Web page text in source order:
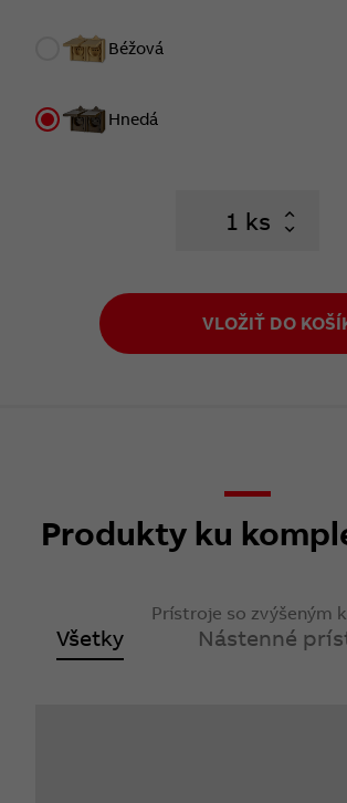
Béžová
Hnedá
ks
VLOŽIŤ DO
Produkty ku
Všetky
Prístroje so zvýšeným
Nástenné